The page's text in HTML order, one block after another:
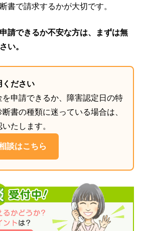
書で請求するかが大切です。
請できるか不安な方は、まずは無
い。
ください
を申請できるか、障害認定日の特
書の種類に迷っている場合は、
たします。
談はこちら